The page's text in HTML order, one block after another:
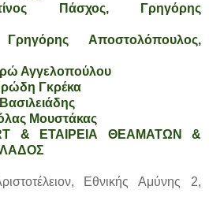
Πάσχος, Γρηγόρης
Αποστολόπουλος,
Αγγελοπούλου
Γκρέκα
Μουστάκας
& ΕΤΑΙΡΕΙΑ ΘΕΑΜΑΤΩΝ &
Εθνικής Αμύνης 2,